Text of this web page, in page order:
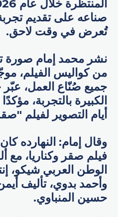
صناعه على تقديم
تُعرض في وقت لاحق.
نشر محمد إمام صورة
من كواليس الفيلم،
جميع صُنّاع العمل، عبّر
الكبيرة بالتجربة،
أيام التصوير لفيلم
وقال إمام: النهارده
فيلم صقر وكناريا، مع
الوطن العربي شيكو،
وأحمد بدوي، تأليف
حسين المنباوي.